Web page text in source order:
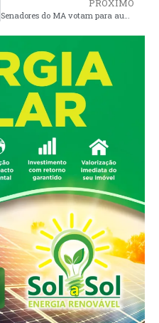
PRÓXIMO
Senadores do MA votam para aumentar número de deputados federais